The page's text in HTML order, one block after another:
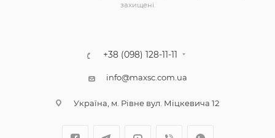
захищені.
+38 (098) 128-11-11
info@maxsc.com.ua
Українa, м. Рівне вул. Міцкевича 12